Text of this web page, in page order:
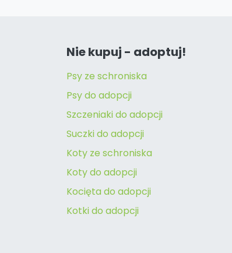
Nie kupuj - adoptuj!
Psy ze schroniska
Psy do adopcji
Szczeniaki do adopcji
Suczki do adopcji
Koty ze schroniska
Koty do adopcji
Kocięta do adopcji
Kotki do adopcji